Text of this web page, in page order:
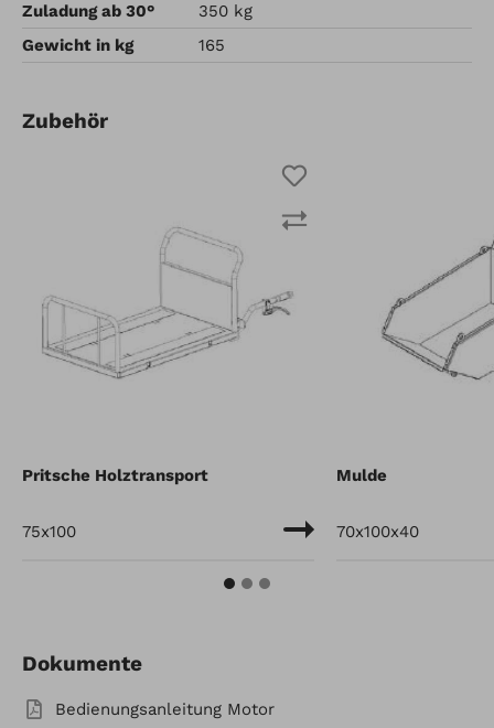
Zuladung ab 30°
350 kg
Gewicht in kg
165
Zubehör
Pritsche Holztransport
75x100
Mulde
70x100x40
Dokumente
Bedienungsanleitung Motor